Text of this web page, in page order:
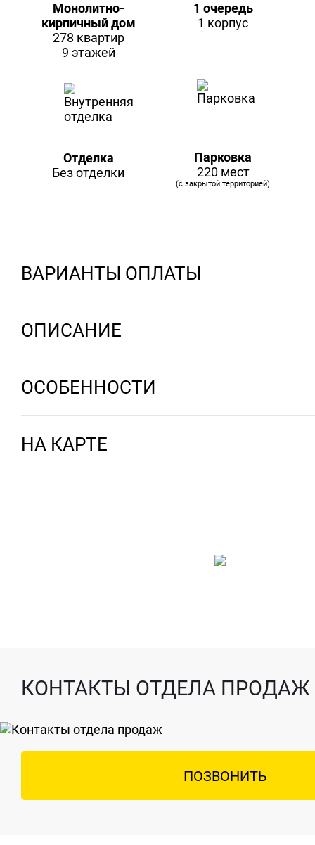
Монолитно-
кирпичный дом
278 квартир
9 этажей
1 очередь
1 корпус
Отделка
Без отделки
Парковка
220 мест
(с закрытой территорией)
ВАРИАНТЫ ОПЛАТЫ
ОПИСАНИЕ
ОСОБЕННОСТИ
НА КАРТЕ
КОНТАКТЫ ОТДЕЛА ПРОДАЖ
ПОЗВОНИТЬ